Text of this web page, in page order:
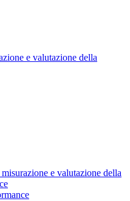
e valutazione della
e valutazione della